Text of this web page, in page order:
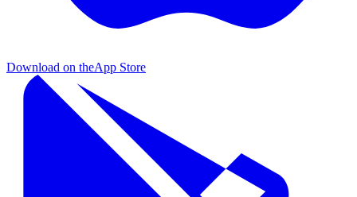
Download on theApp Store